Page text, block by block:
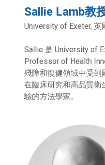
Sallie Lamb教
University of Exeter, 英
Sallie 是 University of
Professor of Health
殘障和復健領域中受到
在臨床研究和高品質衛
驗的方法學家。